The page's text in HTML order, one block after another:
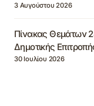
3 Αυγούστου 2026
Πίνακας Θεμάτων
Δημοτικής
30 Ιουλίου 2026